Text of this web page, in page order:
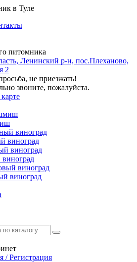
питомника
Ленинский р-н, пос.Плеханово,
2
не приезжать!
звоните, пожалуйста.
виноград
виноград
/ Регистрация